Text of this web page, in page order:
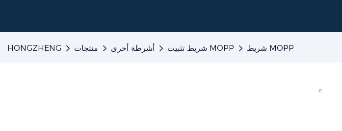
HONGZHENG منتجات أشرطة أخرى شريط تثبيت MOPP شريط MOPP